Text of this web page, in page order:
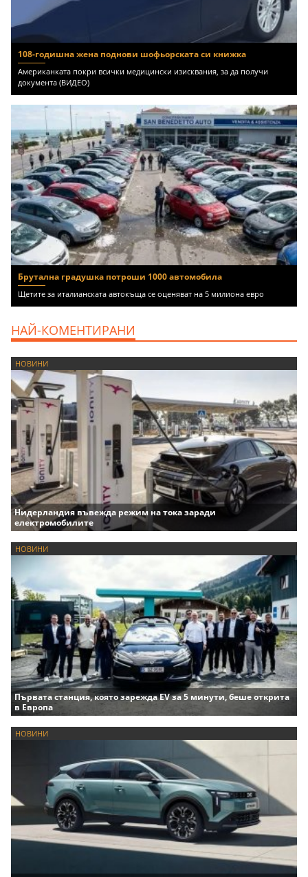
108-годишна жена поднови шофьорската си книжка
Американката покри всички медицински изисквания, за да получи
документа (ВИДЕО)
Брутална градушка потроши 1000 автомобила
Щетите за италианската автокъща се оценяват на 5 милиона евро
НАЙ-КОМЕНТИРАНИ
НОВИНИ
Нидерландия въвежда режим на тока заради
електромобилите
НОВИНИ
Първата станция, която зарежда EV за 5 минути, беше открита
в Европа
НОВИНИ